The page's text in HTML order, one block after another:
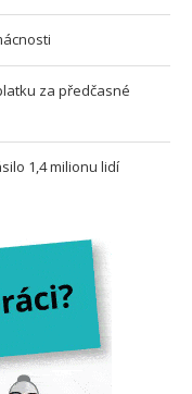
za předčasné
1,4 milionu lidí